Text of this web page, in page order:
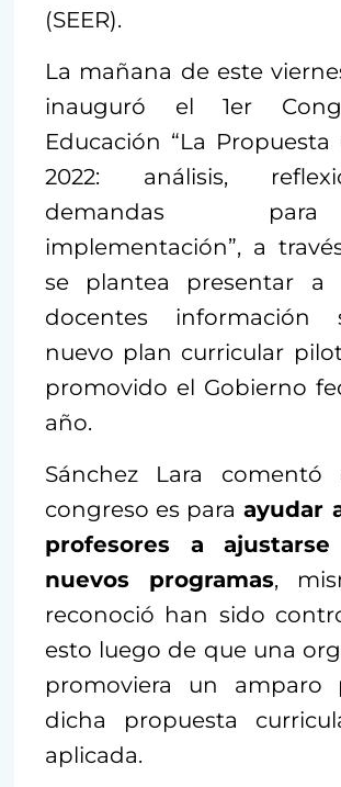
(SEER).
La mañana de este
inauguró el 1er
Educación “La Propuesta
2022: análisis,
demandas
implementación”, a
se plantea presentar a
docentes información
nuevo plan curricular
promovido el Gobierno
año.
Sánchez Lara comentó
congreso es para ayudar
profesores a
nuevos programas,
reconoció han sido
esto luego de que una
promoviera un amparo
dicha propuesta
aplicada.